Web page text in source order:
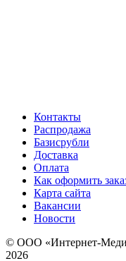
Контакты
Распродажа
Базисрубли
Доставка
Оплата
Как оформить
Карта сайта
Вакансии
Новости
© ООО «Интернет-
2026